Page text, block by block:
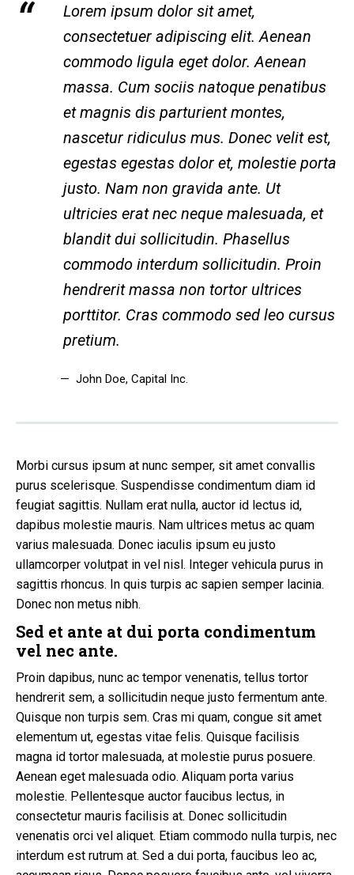
Lorem ipsum dolor sit amet,
consectetuer adipiscing elit. Aenean
commodo ligula eget dolor. Aenean
massa. Cum sociis natoque penatibus
et magnis dis parturient montes,
nascetur ridiculus mus. Donec velit est,
egestas egestas dolor et, molestie porta
justo. Nam non gravida ante. Ut
ultricies erat nec neque malesuada, et
blandit dui sollicitudin. Phasellus
commodo interdum sollicitudin. Proin
hendrerit massa non tortor ultrices
porttitor. Cras commodo sed leo cursus
pretium.
John Doe, Capital Inc.
Morbi cursus ipsum at nunc semper, sit amet convallis
purus scelerisque. Suspendisse condimentum diam id
feugiat sagittis. Nullam erat nulla, auctor id lectus id,
dapibus molestie mauris. Nam ultrices metus ac quam
varius malesuada. Donec iaculis ipsum eu justo
ullamcorper volutpat in vel nisl. Integer vehicula purus in
sagittis rhoncus. In quis turpis ac sapien semper lacinia.
Donec non metus nibh.
Sed et ante at dui porta condimentum
vel nec ante.
Proin dapibus, nunc ac tempor venenatis, tellus tortor
hendrerit sem, a sollicitudin neque justo fermentum ante.
Quisque non turpis sem. Cras mi quam, congue sit amet
elementum ut, egestas vitae felis. Quisque facilisis
magna id tortor malesuada, at molestie purus posuere.
Aenean eget malesuada odio. Aliquam porta varius
molestie. Pellentesque auctor faucibus lectus, in
consectetur mauris facilisis at. Donec sollicitudin
venenatis orci vel aliquet. Etiam commodo nulla turpis, nec
interdum est rutrum at. Sed a dui porta, faucibus leo ac,